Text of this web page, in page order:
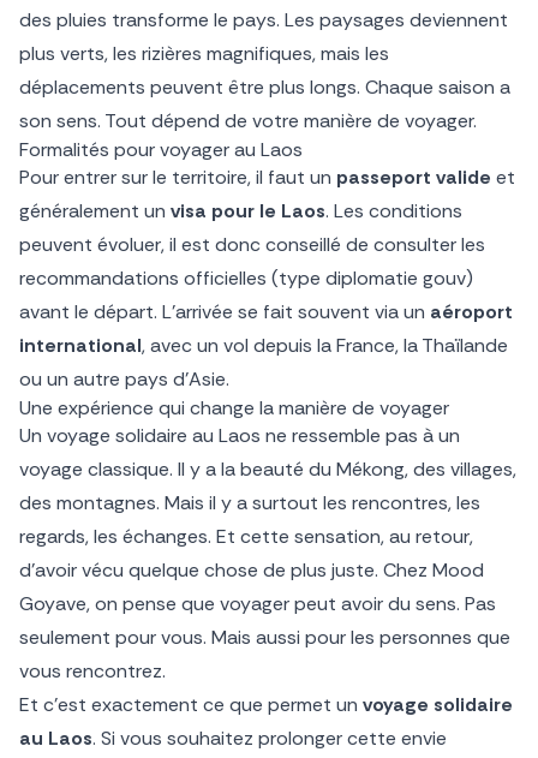
des pluies transforme le pays. Les paysages deviennent
plus verts, les rizières magnifiques, mais les
déplacements peuvent être plus longs. Chaque saison a
son sens. Tout dépend de votre manière de voyager.
Formalités pour voyager au Laos
Pour entrer sur le territoire, il faut un passeport valide et
généralement un visa pour le Laos. Les conditions
peuvent évoluer, il est donc conseillé de consulter les
recommandations officielles (type diplomatie gouv)
avant le départ. L’arrivée se fait souvent via un aéroport
international, avec un vol depuis la France, la Thaïlande
ou un autre pays d’Asie.
Une expérience qui change la manière de voyager
Un voyage solidaire au Laos ne ressemble pas à un
voyage classique. Il y a la beauté du Mékong, des villages,
des montagnes. Mais il y a surtout les rencontres, les
regards, les échanges. Et cette sensation, au retour,
d’avoir vécu quelque chose de plus juste. Chez Mood
Goyave, on pense que voyager peut avoir du sens. Pas
seulement pour vous. Mais aussi pour les personnes que
vous rencontrez.
Et c’est exactement ce que permet un voyage solidaire
au Laos. Si vous souhaitez prolonger cette envie